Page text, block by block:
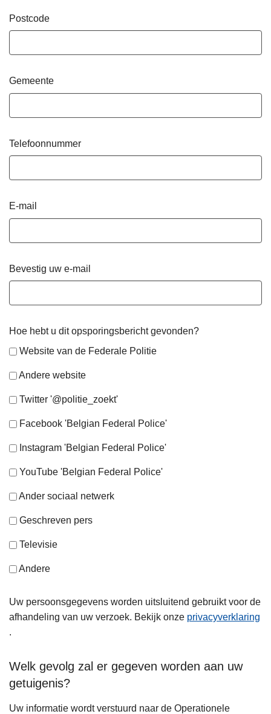
Postcode
Gemeente
Telefoonnummer
E-mail
Bevestig uw e-mail
Hoe hebt u dit opsporingsbericht gevonden?
Website van de Federale Politie
Andere website
Twitter '@politie_zoekt'
Facebook 'Belgian Federal Police'
Instagram 'Belgian Federal Police'
YouTube 'Belgian Federal Police'
Ander sociaal netwerk
Geschreven pers
Televisie
Andere
Uw persoonsgegevens worden uitsluitend gebruikt voor de
afhandeling van uw verzoek. Bekijk onze privacyverklaring
.
Welk gevolg zal er gegeven worden aan uw
getuigenis?
Uw informatie wordt verstuurd naar de Operationele